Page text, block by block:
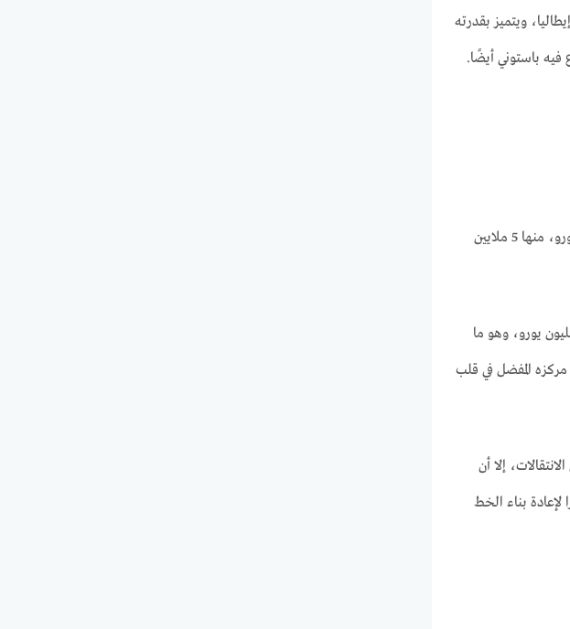
في إيطاليا، ويتميز بقدرته
فيه باستوني أيضًا.
وتعاقد أرسنال مع كالافيوري في صيف 2024 قادما من بولونيا مقابل 43.7 مليون يورو، منها 5 ملايين
فإن النادي اللندني ليس لديه مشكلة في بيع اللاعب مقابل 50 مليون يورو، وهو ما
المفضل في قلب
إلا أن
لإعادة بناء الخط